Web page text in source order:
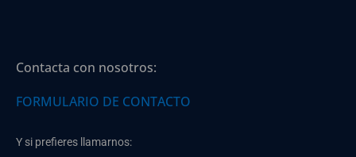
Contacta con nosotros:
FORMULARIO DE CONTACTO
Y si prefieres llamarnos: